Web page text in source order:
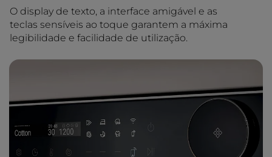
O display de texto, a interface amigável e as
teclas sensíveis ao toque garantem a máxima
legibilidade e facilidade de utilização.